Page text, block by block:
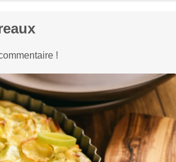
!